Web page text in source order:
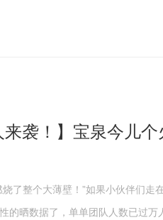
来袭！】宝泉今儿个
了整个大薄壁！”如果小伙伴们
的晒数据了，单单团队人数已过